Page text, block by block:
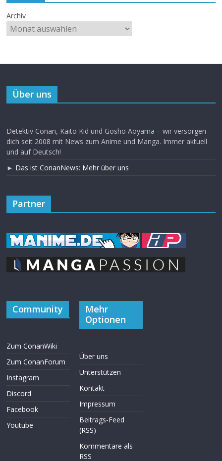
Archiv
Über uns
Detektiv Conan, Kaito Kid und Gosho Aoyama – wir versorgen
dich seit 2008 mit News zum Anime und Manga. Immer aktuell
und auf Deutsch!
► Das ist ConanNews: Mehr über uns
Partner
Community
Zum ConanWiki
Zum ConanForum
Instagram
Discord
Facebook
Youtube
Mehr
Optionen
Über uns
Unterstützen
Kontakt
Impressum
Beitrags-Feed
(RSS)
Kommentare als
RSS